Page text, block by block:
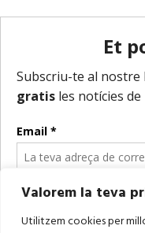
Valorem la teva
Utilitzem cookies per